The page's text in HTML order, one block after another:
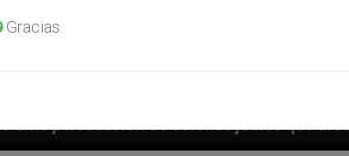
judíos que afecta a cristianos (y no
Gracias.